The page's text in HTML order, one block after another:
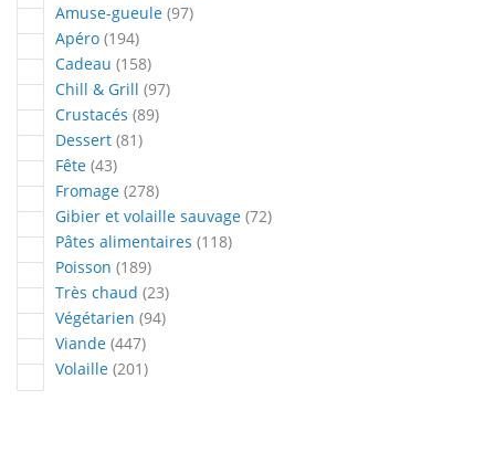
Amuse-gueule 97articles
Apéro 194articles
Cadeau 158articles
Chill & Grill 97articles
Crustacés 89articles
Dessert 81articles
Fête 43articles
Fromage 278articles
Gibier et volaille sauvage 72articles
Pâtes alimentaires 118articles
Poisson 189articles
Très chaud 23articles
Végétarien 94articles
Viande 447articles
Volaille 201articles